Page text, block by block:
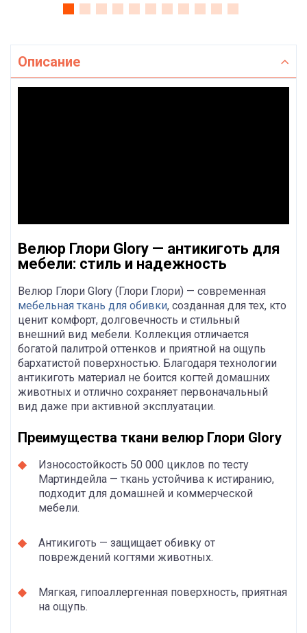
Описание
Велюр Глори Glory — антикиготь для
мебели: стиль и надежность
Велюр Глори Glory (Глори Глори) — современная
мебельная ткань для обивки, созданная для тех, кто
ценит комфорт, долговечность и стильный
внешний вид мебели. Коллекция отличается
богатой палитрой оттенков и приятной на ощупь
бархатистой поверхностью. Благодаря технологии
антикиготь материал не боится когтей домашних
животных и отлично сохраняет первоначальный
вид даже при активной эксплуатации.
Преимущества ткани велюр Глори Glory
Износостойкость 50 000 циклов по тесту
Мартиндейла — ткань устойчива к истиранию,
подходит для домашней и коммерческой
мебели.
Антикиготь — защищает обивку от
повреждений когтями животных.
Мягкая, гипоаллергенная поверхность, приятная
на ощупь.